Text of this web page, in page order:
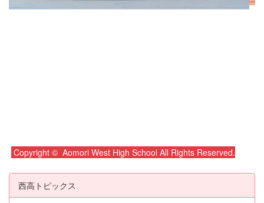
Copyright © Aomori West High School All Rights Reserved.
西高トピックス